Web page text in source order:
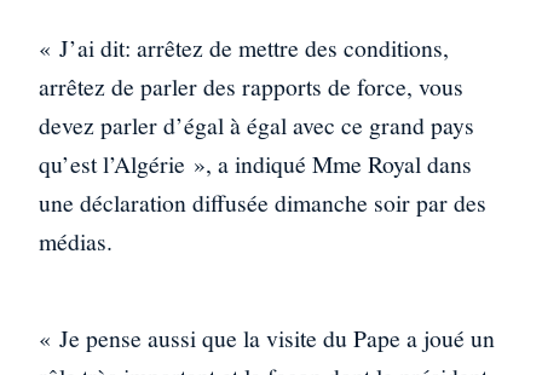
« J’ai dit: arrêtez de mettre des conditions,
arrêtez de parler des rapports de force, vous
devez parler d’égal à égal avec ce grand pays
qu’est l’Algérie », a indiqué Mme Royal dans
une déclaration diffusée dimanche soir par des
médias.
« Je pense aussi que la visite du Pape a joué un